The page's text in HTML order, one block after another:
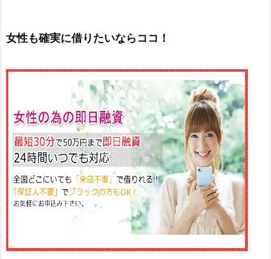
女性も確実に借りたいならココ！